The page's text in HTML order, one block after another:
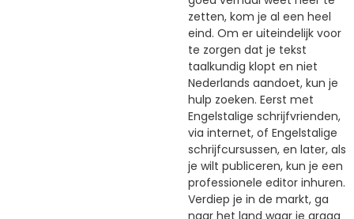
zetten, kom je al een heel
eind. Om er uiteindelijk voor
te zorgen dat je tekst
taalkundig klopt en niet
Nederlands aandoet, kun je
hulp zoeken. Eerst met
Engelstalige schrijfvrienden,
via internet, of Engelstalige
schrijfcursussen, en later, als
je wilt publiceren, kun je een
professionele editor inhuren.
Verdiep je in de markt, ga